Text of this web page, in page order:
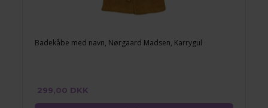
Badekåbe med navn, Nørgaard Madsen, Karrygul
299,00 DKK